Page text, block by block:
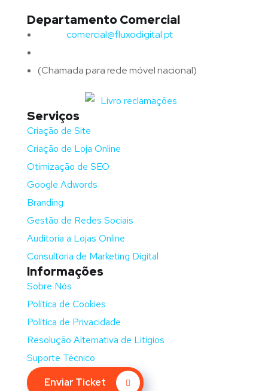
Departamento Comercial
comercial@fluxodigital.pt
(Chamada para rede móvel nacional)
Serviços
Criação de Site
Criação de Loja Online
Otimização de SEO
Google Adwords
Branding
Gestão de Redes Sociais
Auditoria a Lojas Online
Consultoria de Marketing Digital
Informações
Sobre Nós
Política de Cookies
Política de Privacidade
Resolução Alternativa de Litígios
Suporte Técnico
Enviar Ticket